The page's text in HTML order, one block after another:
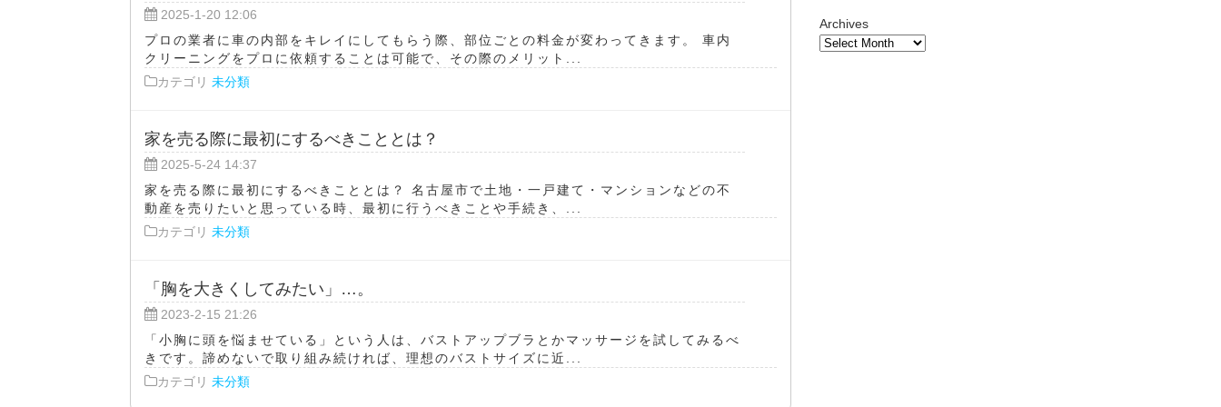
2025-1-20 12:06
プロの業者に車の内部をキレイにしてもらう際、部位ごとの料金が変わってきます。 車内
クリーニングをプロに依頼することは可能で、その際のメリット...
カテゴリ 未分類
家を売る際に最初にするべきこととは？
2025-5-24 14:37
家を売る際に最初にするべきこととは？ 名古屋市で土地・一戸建て・マンションなどの不
動産を売りたいと思っている時、最初に行うべきことや手続き、...
カテゴリ 未分類
「胸を大きくしてみたい」…。
2023-2-15 21:26
「小胸に頭を悩ませている」という人は、バストアップブラとかマッサージを試してみるべ
きです。諦めないで取り組み続ければ、理想のバストサイズに近...
カテゴリ 未分類
Archives